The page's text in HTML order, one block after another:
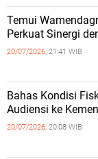
Temui
Perkuat Sinergi
20/07/2026, 21:41 WIB
Bahas Kondisi
Audiensi ke
20/07/2026, 20:08 WIB